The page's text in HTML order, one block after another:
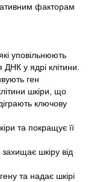
факторам
уповільнюють
у ядрі клітини.
ген
шкіри, що
ключову
та покращує її
шкіру від
та надає шкірі